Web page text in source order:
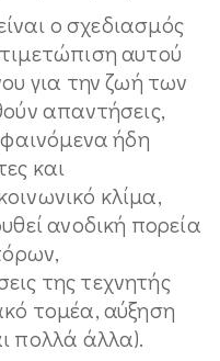
ο σχεδιασμός
αυτού
για την ζωή των
απαντήσεις,
ήδη
και
κλίμα,
ανοδική πορεία
της τεχνητής
τομέα, αύξηση
πολλά άλλα).